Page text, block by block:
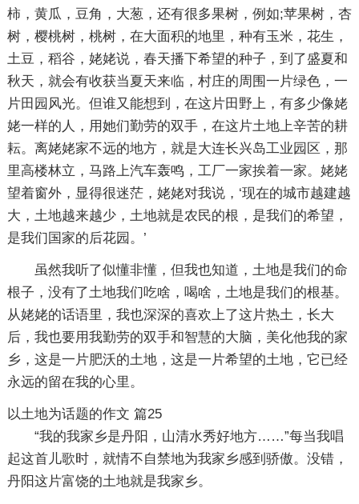
柿，黄瓜，豆角，大葱，还有很多果树，例如;苹果树，杏
树，樱桃树，桃树，在大面积的地里，种有玉米，花生，
土豆，稻谷，姥姥说，春天播下希望的种子，到了盛夏和
秋天，就会有收获当夏天来临，村庄的周围一片绿色，一
片田园风光。但谁又能想到，在这片田野上，有多少像姥
姥一样的人，用她们勤劳的双手，在这片土地上辛苦的耕
耘。离姥姥家不远的地方，就是大连长兴岛工业园区，那
里高楼林立，马路上汽车轰鸣，工厂一家挨着一家。姥姥
望着窗外，显得很迷茫，姥姥对我说，‘现在的城市越建越
大，土地越来越少，土地就是农民的根，是我们的希望，
是我们国家的后花园。’
虽然我听了似懂非懂，但我也知道，土地是我们的命
根子，没有了土地我们吃啥，喝啥，土地是我们的根基。
从姥姥的话语里，我也深深的喜欢上了这片热土，长大
后，我也要用我勤劳的双手和智慧的大脑，美化他我的家
乡，这是一片肥沃的土地，这是一片希望的土地，它已经
永远的留在我的心里。
以土地为话题的作文 篇25
“我的我家乡是丹阳，山清水秀好地方……”每当我唱
起这首儿歌时，就情不自禁地为我家乡感到骄傲。没错，
丹阳这片富饶的土地就是我家乡。